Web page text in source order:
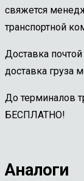
свяжется
транспортной
Доставка
доставка груза
До терминалов
БЕСПЛАТНО!
Аналоги